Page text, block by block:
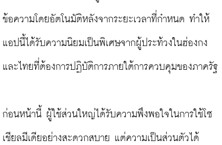
ข้อความโดยอัตโนมัติหลังจากระยะเวลาที่กำหนด ทำให้
แอปนี้ได้รับความนิยมเป็นพิเศษจากผู้ประท้วงในฮ่องกง
และไทยที่ต้องการปฏิบัติการภายใต้การควบคุมของภาครัฐ
ก่อนหน้านี้ ผู้ใช้ส่วนใหญ่ได้รับความพึงพอใจในการใช้โซ
เชียลมีเดียอย่างสะดวกสบาย แต่ความเป็นส่วนตัวได้